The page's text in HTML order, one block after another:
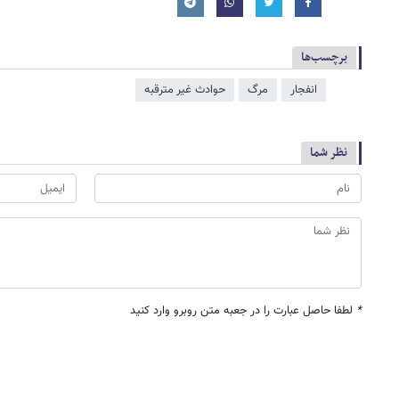
برچسب‌ها
انفجار مرگ حوادث غیر مترقبه
نظر شما
* لطفا حاصل عبارت را در جعبه متن روبرو وارد کنید